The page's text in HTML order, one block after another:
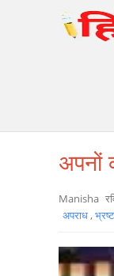
अपनों
Manisha
अपराध,